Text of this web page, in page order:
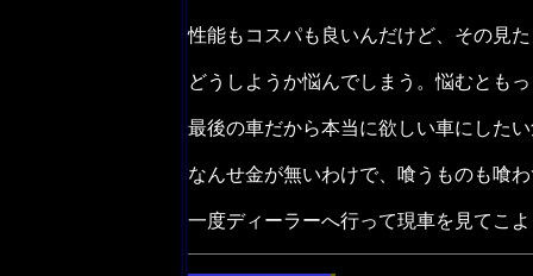
性能もコスパも良いんだけど、その見
どうしようか悩んでしまう。悩むとも
最後の車だから本当に欲しい車にした
なんせ金が無いわけで、喰うものも喰
一度ディーラーへ行って現車を見てこ